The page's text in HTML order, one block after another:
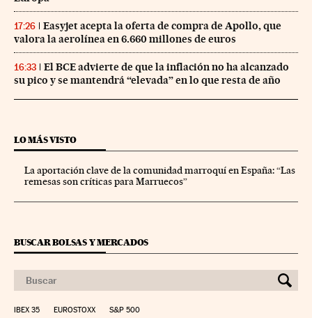
17:26
Easyjet acepta la oferta de compra de Apollo, que
valora la aerolínea en 6.660 millones de euros
16:33
El BCE advierte de que la inflación no ha alcanzado
su pico y se mantendrá “elevada” en lo que resta de año
LO MÁS VISTO
La aportación clave de la comunidad marroquí en España: “Las
remesas son críticas para Marruecos”
BUSCAR BOLSAS Y MERCADOS
IBEX 35 EUROSTOXX S&P 500